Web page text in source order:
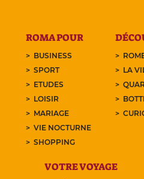
ROMA POUR
BUSINESS
SPORT
ETUDES
LOISIR
MARIAGE
VIE NOCTURNE
SHOPPING
LA
VOTRE VOYAGE